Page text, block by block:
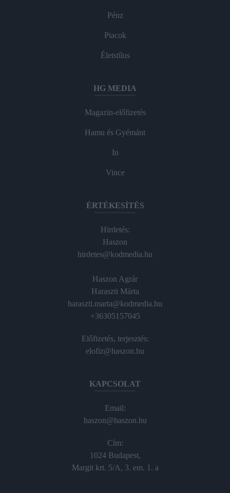
Pénz
Piacok
Életstílus
HG MEDIA
Magazin-előfizetés
Hamu és Gyémánt
In
Vince
ÉRTÉKESÍTÉS
Hirdetés:
Haszon
hirdetes@kodmedia.hu
Haszon Agrár
Haraszti Márta
haraszti.marta@kodmedia.hu
+36305157045
Előfizetés, terjesztés:
elofiz@haszon.hu
KAPCSOLAT
Email:
haszon@haszon.hu
Cím:
1024 Budapest,
Margit krt. 5/A, 3. em. 1. a